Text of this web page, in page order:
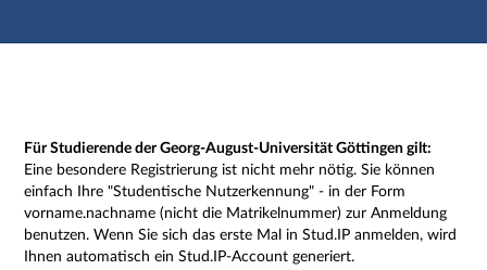
Hauptnavigation
Impressum
Für Studierende der Georg-August-Universität Göttingen gilt:
Eine besondere Registrierung ist nicht mehr nötig. Sie können
einfach Ihre "Studentische Nutzerkennung" - in der Form
vorname.nachname (nicht die Matrikelnummer) zur Anmeldung
benutzen. Wenn Sie sich das erste Mal in Stud.IP anmelden, wird
Ihnen automatisch ein Stud.IP-Account generiert.